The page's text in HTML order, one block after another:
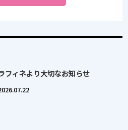
フィネより大切なお知らせ